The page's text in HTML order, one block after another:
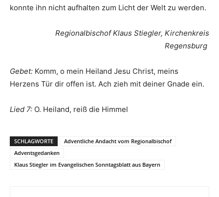
konnte ihn nicht aufhalten zum Licht der Welt zu werden.
Regionalbischof Klaus Stiegler, Kirchenkreis
Regensburg
Gebet: Komm, o mein Heiland Jesu Christ, meins
Herzens Tür dir offen ist. Ach zieh mit deiner Gnade ein.
Lied 7: O. Heiland, reiß die Himmel
SCHLAGWORTE
Adventliche Andacht vom Regionalbischof
Adventsgedanken
Klaus Stiegler im Evangelischen Sonntagsblatt aus Bayern